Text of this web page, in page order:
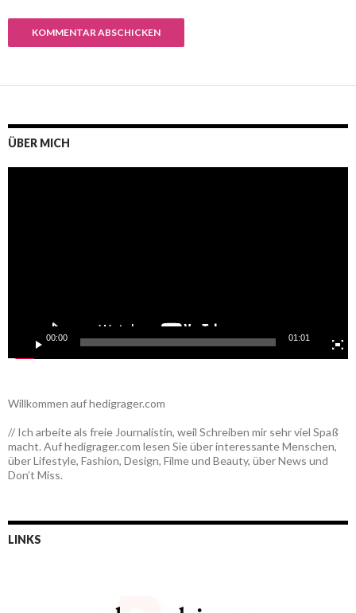
ÜBER MICH
00:00 01:01
Willkommen auf hedigrager.com
// Ich arbeite als freie Journalistin, weil Schreiben mir sehr viel Spaß
macht. Auf hedigrager.com lesen Sie über interessante Menschen,
über Lifestyle, Fashion, Design, Filme und Beauty, über News und
Don’t Miss.
LINKS